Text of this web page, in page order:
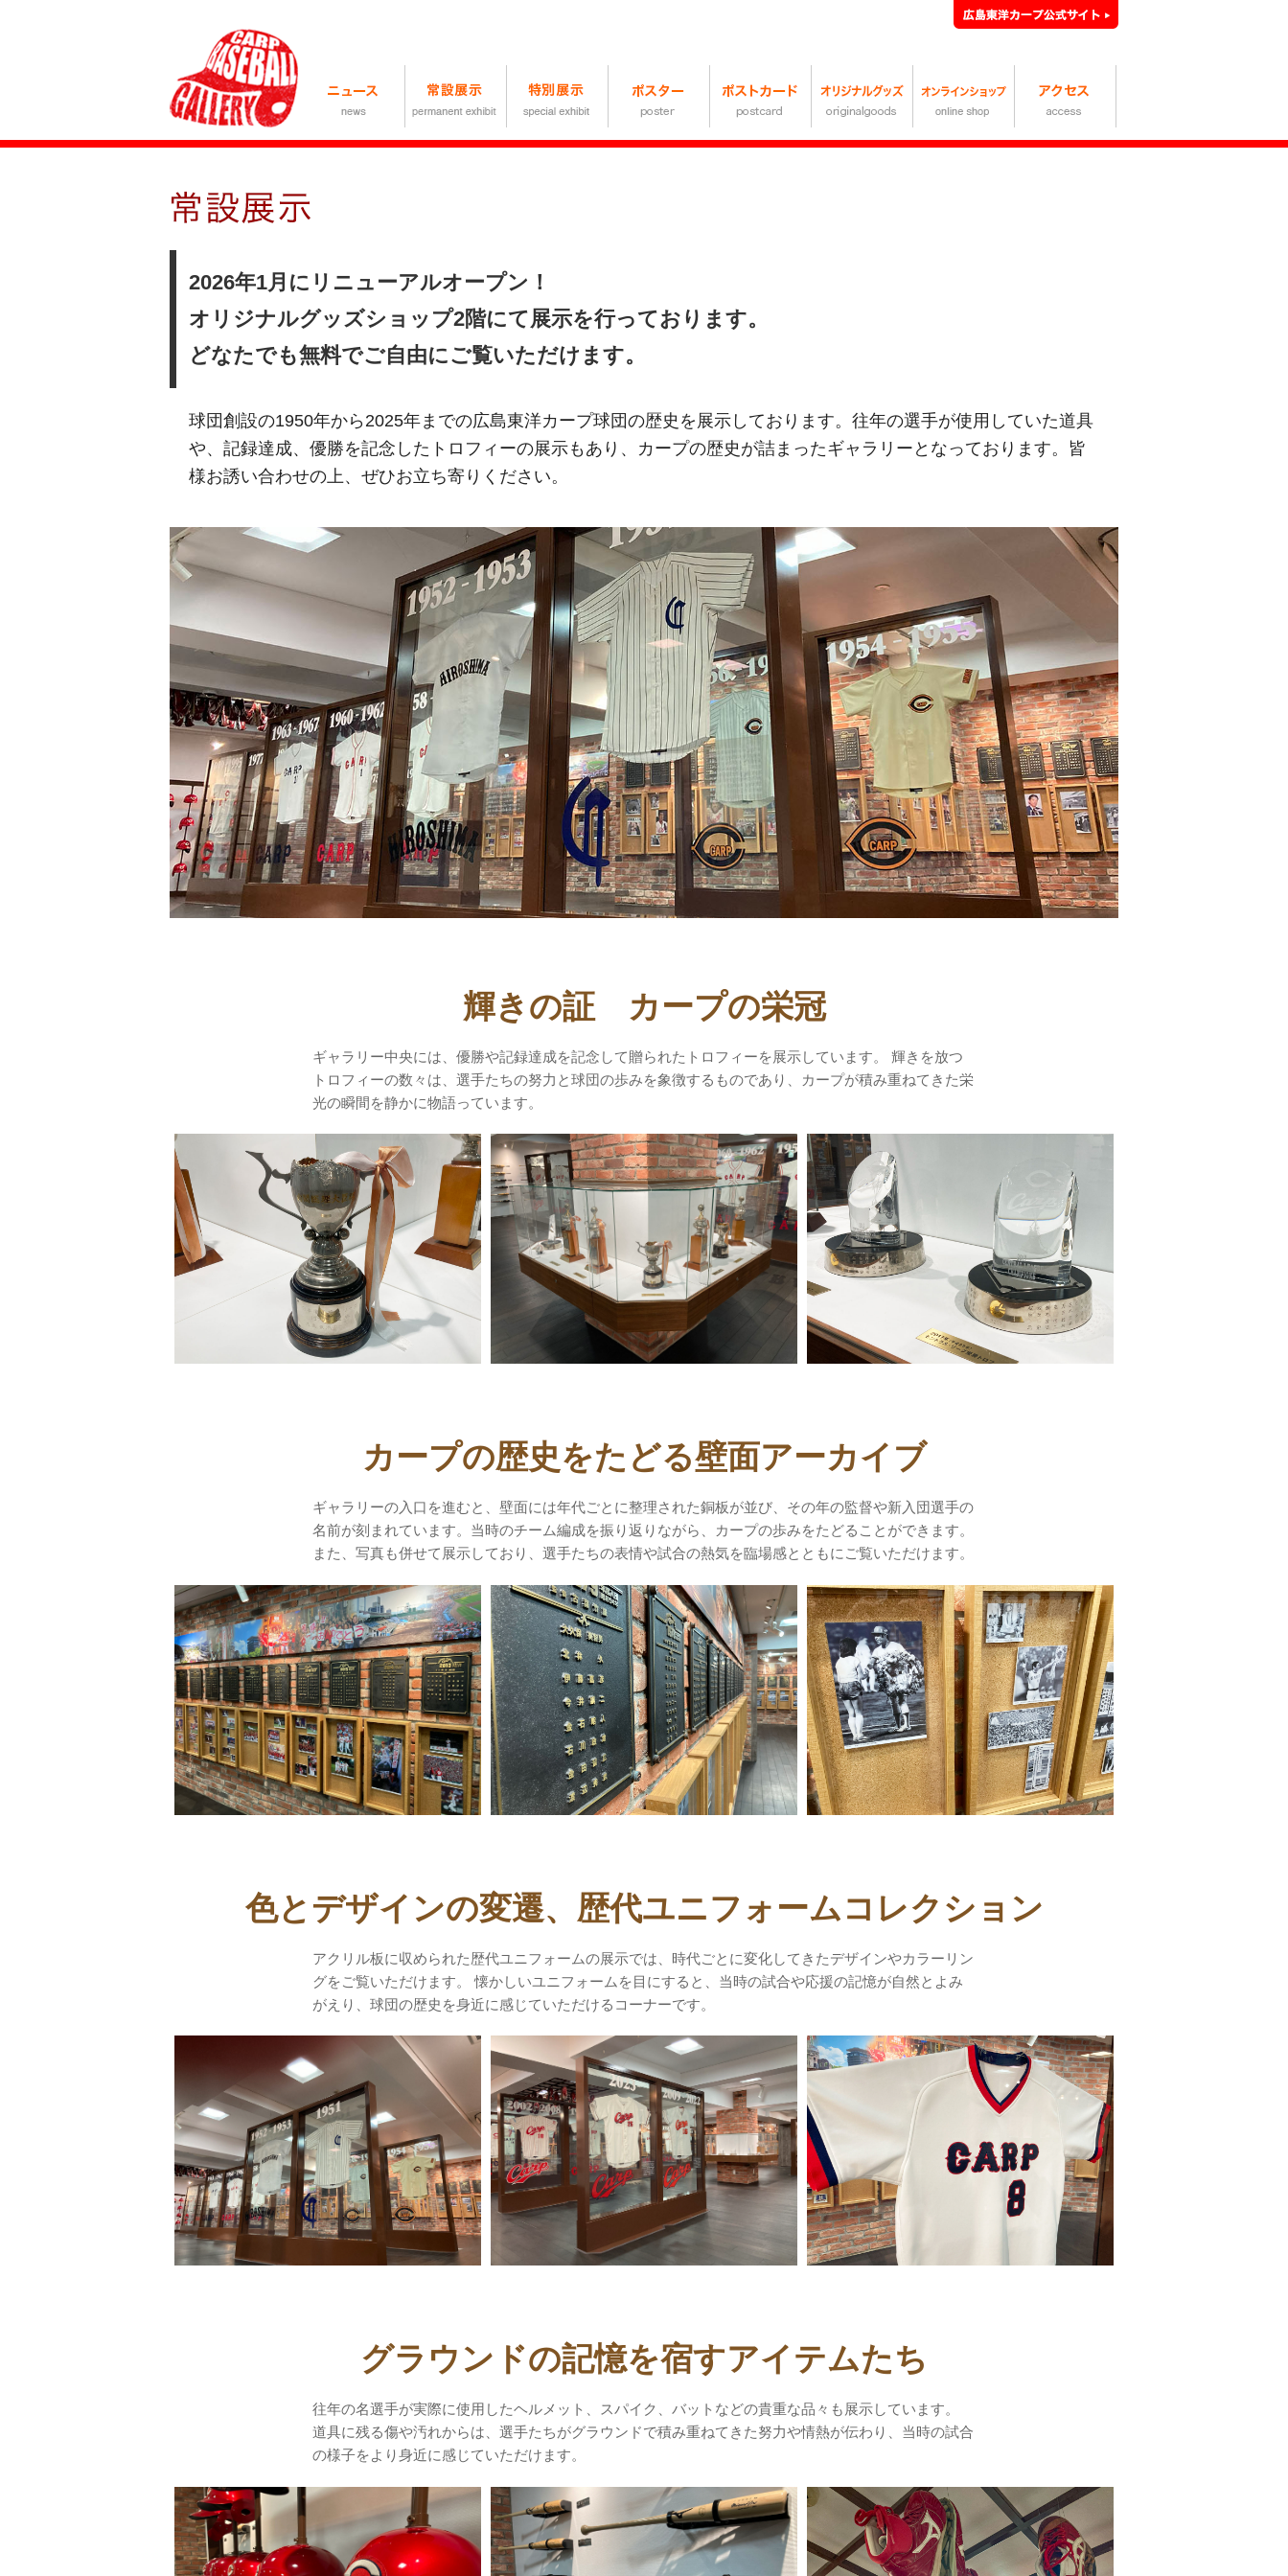
2026年1月にリニューアルオープン！
オリジナルグッズショップ2階にて展示を行っております。
どなたでも無料でご自由にご覧いただけます。
球団創設の1950年から2025年までの広島東洋カープ球団の歴史を展示しております。往年の選手が使用していた道具
や、記録達成、優勝を記念したトロフィーの展示もあり、カープの歴史が詰まったギャラリーとなっております。皆
様お誘い合わせの上、ぜひお立ち寄りください。
輝きの証 カープの栄冠
ギャラリー中央には、優勝や記録達成を記念して贈られたトロフィーを展示しています。 輝きを放つ
トロフィーの数々は、選手たちの努力と球団の歩みを象徴するものであり、カープが積み重ねてきた栄
光の瞬間を静かに物語っています。
カープの歴史をたどる壁面アーカイブ
ギャラリーの入口を進むと、壁面には年代ごとに整理された銅板が並び、その年の監督や新入団選手の
名前が刻まれています。当時のチーム編成を振り返りながら、カープの歩みをたどることができます。
また、写真も併せて展示しており、選手たちの表情や試合の熱気を臨場感とともにご覧いただけます。
色とデザインの変遷、歴代ユニフォームコレクション
アクリル板に収められた歴代ユニフォームの展示では、時代ごとに変化してきたデザインやカラーリン
グをご覧いただけます。 懐かしいユニフォームを目にすると、当時の試合や応援の記憶が自然とよみ
がえり、球団の歴史を身近に感じていただけるコーナーです。
グラウンドの記憶を宿すアイテムたち
往年の名選手が実際に使用したヘルメット、スパイク、バットなどの貴重な品々も展示しています。
道具に残る傷や汚れからは、選手たちがグラウンドで積み重ねてきた努力や情熱が伝わり、当時の試合
の様子をより身近に感じていただけます。